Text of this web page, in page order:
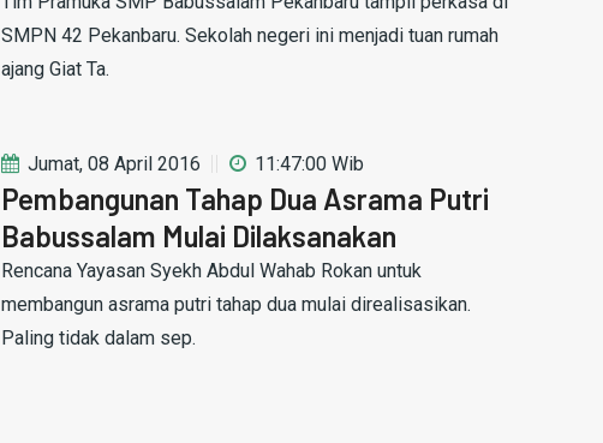
SMPN 42 Pekanbaru. Sekolah negeri ini menjadi tuan rumah
ajang Giat Ta.
Jumat, 08 April 2016 11:47:00 Wib
Pembangunan Tahap Dua Asrama Putri
Babussalam Mulai Dilaksanakan
Rencana Yayasan Syekh Abdul Wahab Rokan untuk
membangun asrama putri tahap dua mulai direalisasikan.
Paling tidak dalam sep.